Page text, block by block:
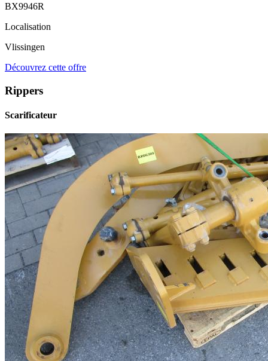
BX9946R
Localisation
Vlissingen
Découvrez cette offre
Rippers
Scarificateur